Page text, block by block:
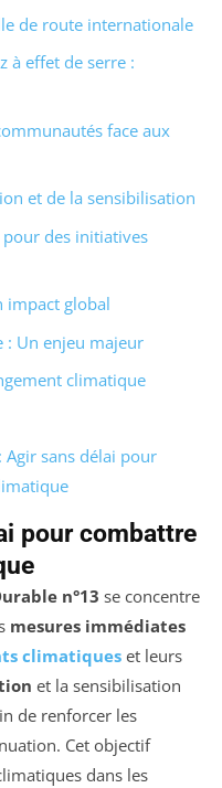
de route internationale
à effet de serre :
face aux
et de la sensibilisation
des initiatives
impact global
: Un enjeu majeur
climatique
Agir sans délai pour
pour combattre
n°13 se concentre
mesures immédiates
climatiqueset leurs
et la sensibilisation
de renforcer les
Cet objectif
dans les